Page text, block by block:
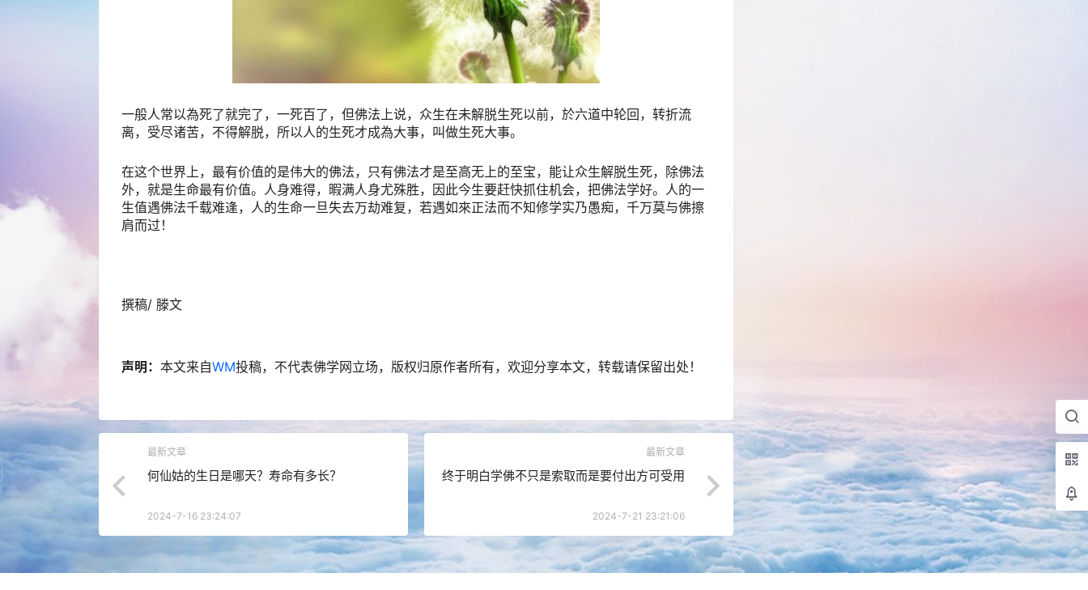
一般人常以為死了就完了，一死百了，但佛法上说，众生在未解脱生死以前，於六道中轮回，转折流
离，受尽诸苦，不得解脱，所以人的生死才成為大事，叫做生死大事。
在这个世界上，最有价值的是伟大的佛法，只有佛法才是至高无上的至宝，能让众生解脱生死，除佛法
外，就是生命最有价值。人身难得，暇满人身尤殊胜，因此今生要赶快抓住机会，把佛法学好。人的一
生值遇佛法千载难逢，人的生命一旦失去万劫难复，若遇如來正法而不知修学实乃愚痴，千万莫与佛擦
肩而过！
撰稿/ 滕文
声明： 本文来自WM投稿，不代表佛学网立场，版权归原作者所有，欢迎分享本文，转载请保留出处！
最新文章
何仙姑的生日是哪天？寿命有多长？
2024-7-16 23:24:07
最新文章
终于明白学佛不只是索取而是要付出方可受用
2024-7-21 23:21:06